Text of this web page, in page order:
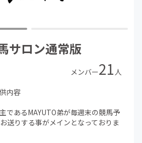
くまでも、個人の責任となります。
だ私達も初めての事で色々とご迷惑
すがよろしくお願い致します。
サロン通常版
メンバー21 人
内容
であるMAYUTO弟が毎週末の競馬予
送りする事がメインとなっておりま